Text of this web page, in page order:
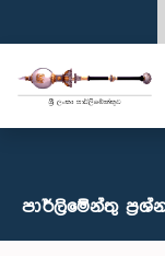
පාර්ලි‌මේන්තු‌